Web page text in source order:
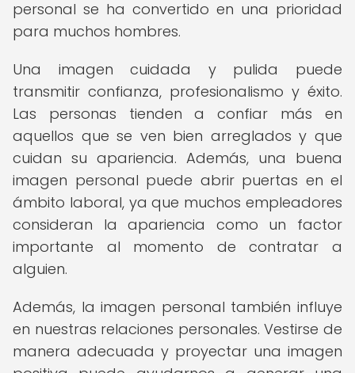
personal se ha convertido en una prioridad
para muchos hombres.
Una imagen cuidada y pulida puede
transmitir confianza, profesionalismo y éxito.
Las personas tienden a confiar más en
aquellos que se ven bien arreglados y que
cuidan su apariencia. Además, una buena
imagen personal puede abrir puertas en el
ámbito laboral, ya que muchos empleadores
consideran la apariencia como un factor
importante al momento de contratar a
alguien.
Además, la imagen personal también influye
en nuestras relaciones personales. Vestirse de
manera adecuada y proyectar una imagen